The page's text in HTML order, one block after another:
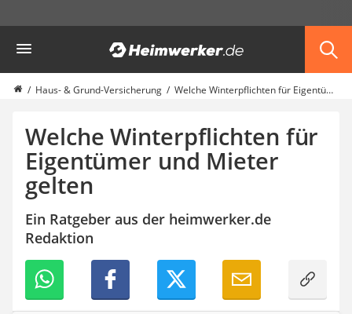
Haus & Bau
Außenleuchte mit Kamera
Ozongenerator
Smart-Home-Rauchmelder
Schlüsseltresor
Überwachungskameras außen
Regendusche
Reizstromgerät
Infrarot-Thermometer
GPS-Tracker
Digitale Zeitschaltuhr
Paketbriefkasten
Fensterkontaktschalter
Haus- & Grund-Versicherung Welche Winterpflichten für Eigentümer und Mieter gelten
Welche Winterpflichten für
Eigentümer und Mieter
gelten
Ein Ratgeber aus der heimwerker.de
Redaktion